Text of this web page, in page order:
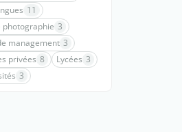
11
photographie 3
management 3
privées 8 Lycées 3
3